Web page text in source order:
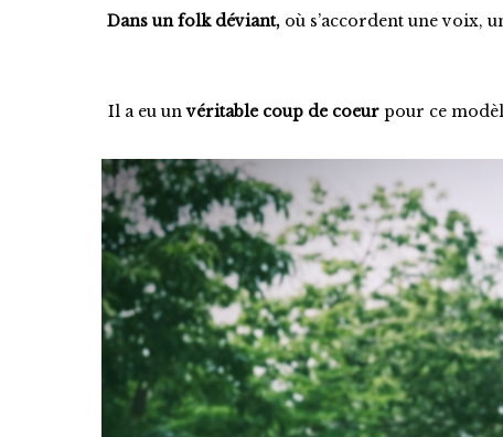
Dans un folk déviant,où s’accordent une voix,
Il a eu unvéritable coup de coeur pour ce